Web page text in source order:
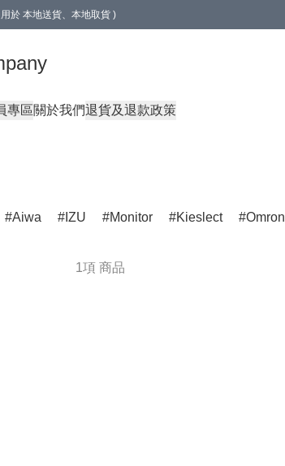
於 本地送貨、本地取貨 )
專區關於我們退貨及退款政策
Aiwa IZU Monitor Kieslect Omron
1項 商品